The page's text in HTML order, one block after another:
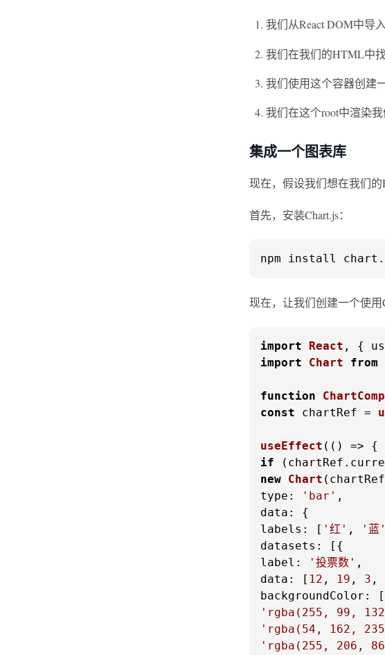
我们从React DOM中导入
我们在我们的HTML中
我们使用这个容器创建一
我们在这个root中渲染我
集成一个图表库
现在，假设我们想在我们的
首先，安装Chart.js：
npm install
现在，让我们创建一个使用
import React , {
import
Chart from
function
const chartRef =
useEffect ( () =>
if (chartRef.
new Chart
type : 'bar'
data
labels : [ '红' , '蓝'
datasets
label : '投票数'
data : [ 12 , 19 , 3 ,
backgroundColor
'rgba(255, 99,
'rgba(54, 162,
'rgba(255, 206,